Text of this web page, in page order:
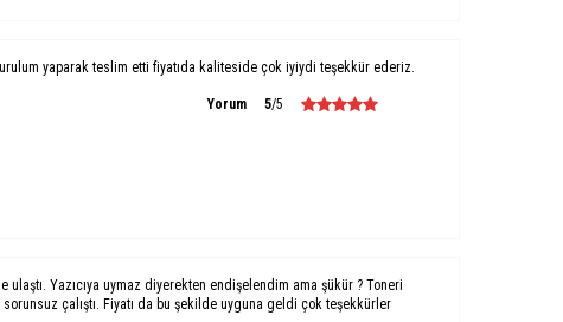
yaparak teslim etti fiyatıda kaliteside çok iyiydi teşekkür ederiz.
Yorum 5/5
Yazıcıya uymaz diyerekten endişelendim ama şükür ? Toneri
çalıştı. Fiyatı da bu şekilde uyguna geldi çok teşekkürler